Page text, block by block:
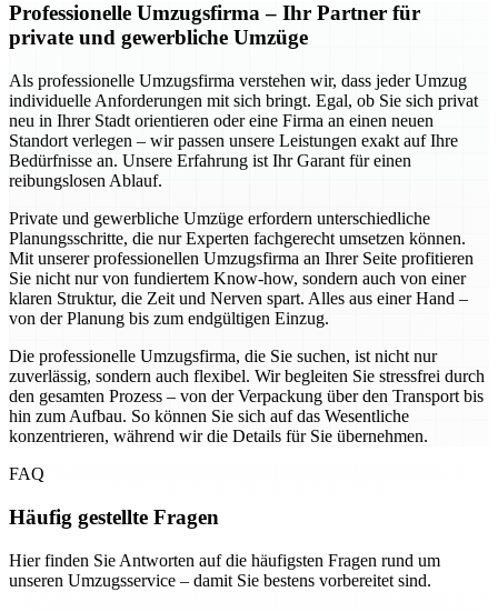
Professionelle Umzugsfirma – Ihr Partner für
private und gewerbliche Umzüge
Als professionelle Umzugsfirma verstehen wir, dass jeder Umzug
individuelle Anforderungen mit sich bringt. Egal, ob Sie sich privat
neu in Ihrer Stadt orientieren oder eine Firma an einen neuen
Standort verlegen – wir passen unsere Leistungen exakt auf Ihre
Bedürfnisse an. Unsere Erfahrung ist Ihr Garant für einen
reibungslosen Ablauf.
Private und gewerbliche Umzüge erfordern unterschiedliche
Planungsschritte, die nur Experten fachgerecht umsetzen können.
Mit unserer professionellen Umzugsfirma an Ihrer Seite profitieren
Sie nicht nur von fundiertem Know-how, sondern auch von einer
klaren Struktur, die Zeit und Nerven spart. Alles aus einer Hand –
von der Planung bis zum endgültigen Einzug.
Die professionelle Umzugsfirma, die Sie suchen, ist nicht nur
zuverlässig, sondern auch flexibel. Wir begleiten Sie stressfrei durch
den gesamten Prozess – von der Verpackung über den Transport bis
hin zum Aufbau. So können Sie sich auf das Wesentliche
konzentrieren, während wir die Details für Sie übernehmen.
FAQ
Häufig gestellte Fragen
Hier finden Sie Antworten auf die häufigsten Fragen rund um
unseren Umzugsservice – damit Sie bestens vorbereitet sind.